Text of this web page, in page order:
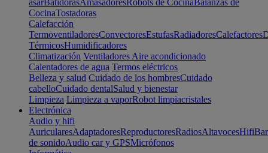
asarBatidorasAmasadoresRobots de CocinaBalanzas de
CocinaTostadoras
Calefacción
TermoventiladoresConvectoresEstufasRadiadoresCalefactores
TérmicosHumidificadores
Climatización Ventiladores Aire acondicionado
Calentadores de agua Termos eléctricos
Belleza y salud Cuidado de los hombresCuidado
cabelloCuidado dentalSalud y bienestar
Limpieza Limpieza a vaporRobot limpiacristales
Electrónica
Audio y hifi
AuricularesAdaptadoresReproductoresRadiosAltavocesHifi
de sonidoAudio car y GPSMicrófonos